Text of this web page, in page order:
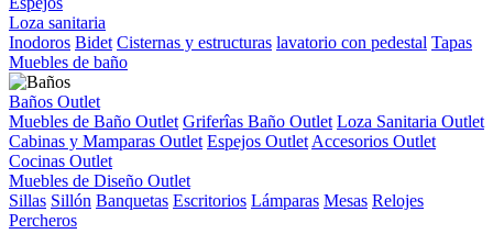
Loza sanitaria
Inodoros Bidet Cisternas y estructuras lavatorio con pedestal Tapas
Muebles de baño
Baños Outlet
Muebles de Baño Outlet Griferîas Baño Outlet Loza Sanitaria Outlet
Cabinas y Mamparas Outlet Espejos Outlet Accesorios Outlet
Cocinas Outlet
Muebles de Diseño Outlet
Sillas Sillón Banquetas Escritorios Lámparas Mesas Relojes
Percheros